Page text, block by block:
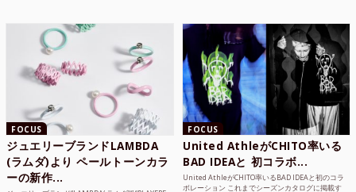
FOCUS
ジュエリーブランドLAMBDA
(ラムダ)より ペールトーンカラ
ーの新作...
FOCUS
United AthleがCHITO率いる
BAD IDEAと 初コラボ...
United AthleがCHITO率いるBAD IDEAと初のコラ
ボレーション これまでシーズンカタログに掲載す